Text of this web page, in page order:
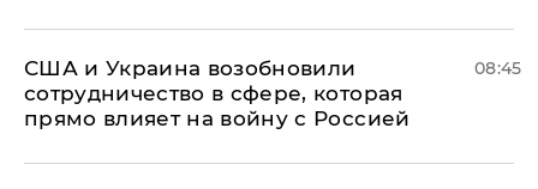
США и Украина возобновили
сотрудничество в сфере, которая
прямо влияет на войну с Россией
08:45